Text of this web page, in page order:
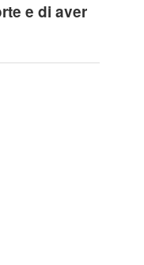
e di aver